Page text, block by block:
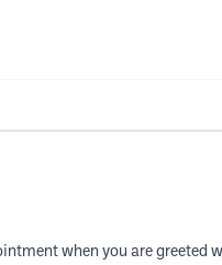
when you are greeted